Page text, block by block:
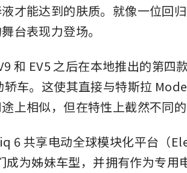
才能达到的肤质。就像一位回
台表现力登场。
和 EV5 之后在本地推出的第四
车。这使其直接与特斯拉
上相似，但在特性上截然不同
6 共享电动全球模块化平台（
为姊妹车型，并拥有作为专用